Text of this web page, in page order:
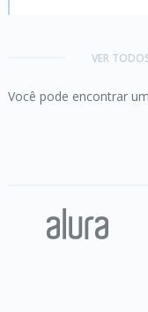
VER
Você pode encontrar